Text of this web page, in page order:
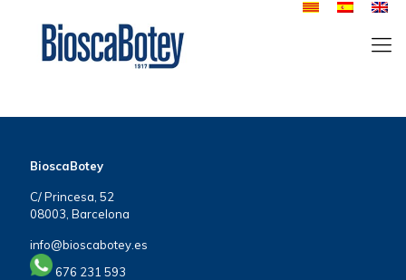
BioscaBotey
C/ Princesa, 52
08003, Barcelona
info@bioscabotey.es
676 231 593